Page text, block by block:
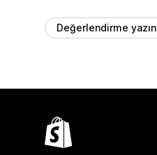
Değerlendirme yazın